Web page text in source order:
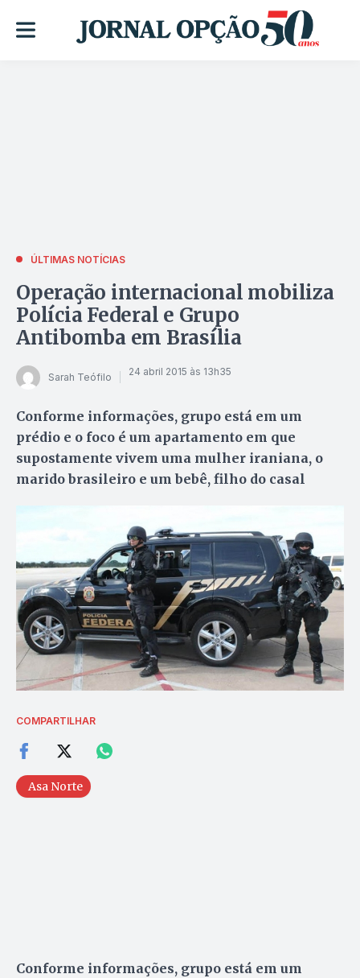
ÚLTIMAS NOTÍCIAS
Operação internacional mobiliza
Polícia Federal e Grupo
Antibomba em Brasília
Sarah Teófilo 24 abril 2015 às 13h35
Conforme informações, grupo está em um
prédio e o foco é um apartamento em que
supostamente vivem uma mulher iraniana, o
marido brasileiro e um bebê, filho do casal
COMPARTILHAR
Asa Norte
Conforme informações, grupo está em um